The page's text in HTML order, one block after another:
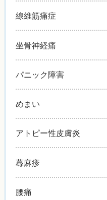
線維筋痛症
坐骨神経痛
パニック障害
めまい
アトピー性皮膚炎
蕁麻疹
腰痛